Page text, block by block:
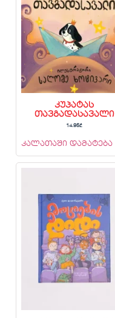
კუპატას
თავგადასავალი
14.95₾
კალათაში დამატება